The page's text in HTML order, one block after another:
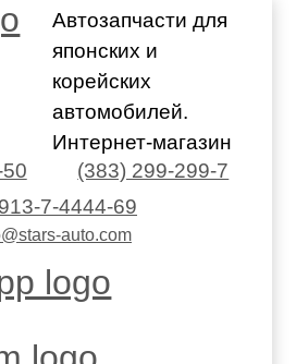
Автозапчасти для
японских и
корейских
автомобилей.
Интернет-магазин
(383) 299-299-7
7-4444-69
auto.com